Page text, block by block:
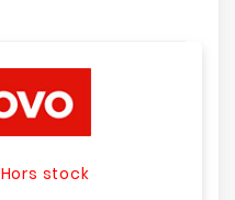
Hors stock